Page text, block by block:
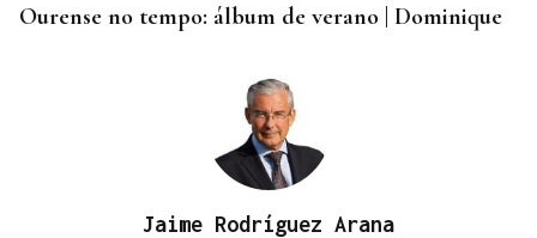
Ourense no tempo: álbum de verano | Dominique
Jaime Rodríguez Arana